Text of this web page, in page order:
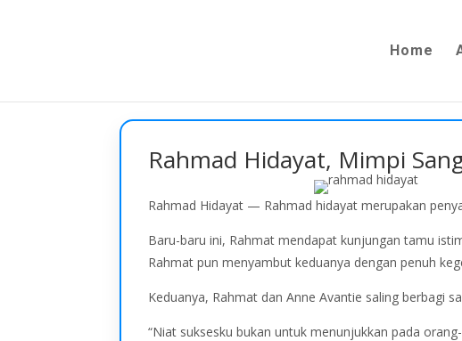
Home
Rahmad Hidayat, Mimpi
Rahmad Hidayat — Rahmad hidayat merupakan
Baru-baru ini, Rahmat mendapat kunjungan tamu
Rahmat pun menyambut keduanya dengan penuh
Keduanya, Rahmat dan Anne Avantie saling berbagi
“Niat suksesku bukan untuk menunjukkan pada